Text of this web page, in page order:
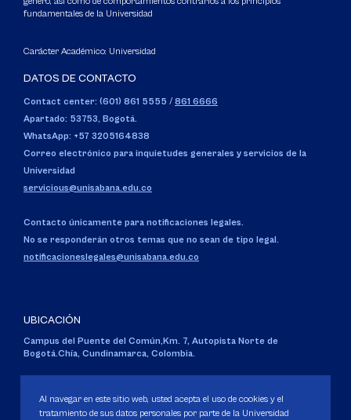
fundamentales de la Universidad
Carácter Académico: Universidad
DATOS DE CONTACTO
Contact center: (601) 861 5555 / 861 6666
Apartado: 53753, Bogotá.
WhatsApp: +57 3205164838
Correo electrónico para inquietudes generales y servicios de la
Universidad
servicious@unisabana.edu.co
Contacto únicamente para notificaciones legales.
No se responderán otros temas que no sean de tipo legal.
notificacioneslegales@unisabana.edu.co
UBICACIÓN
Campus del Puente del Común,Km. 7, Autopista Norte de
Bogotá.Chía, Cundinamarca, Colombia.
Personería Jurídica:Resolución 130 del 14 de enero de 1980.
Ministerio de Educación Nacional.
Al navegar en este sitio web, usted acepta el uso de cookies y el
tratamiento de sus datos personales por parte de la Universidad